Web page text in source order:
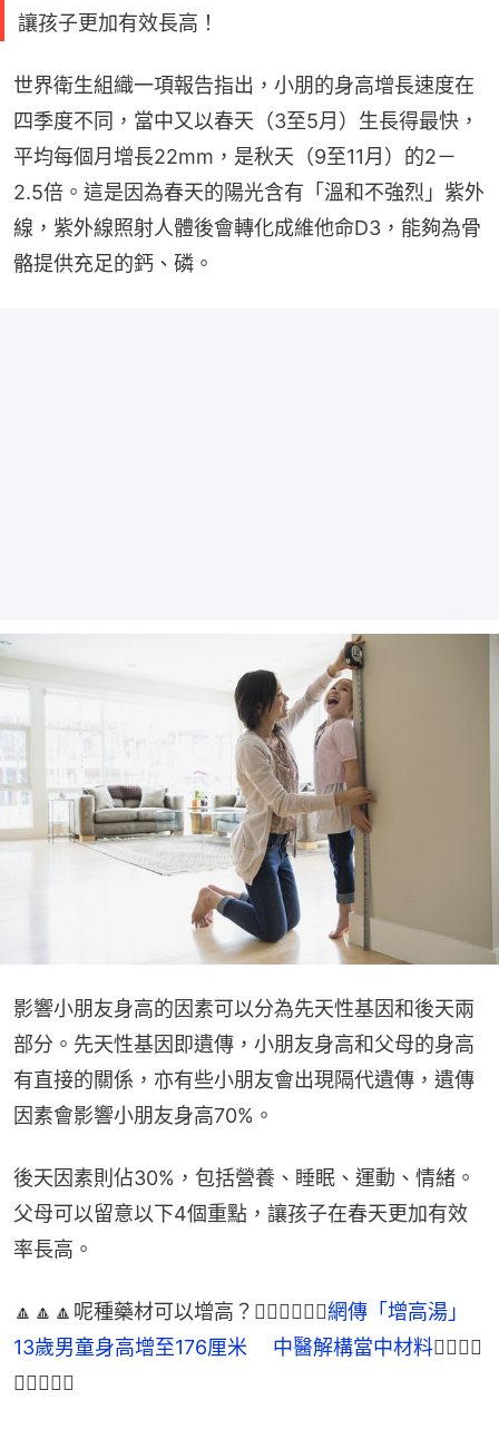
讓孩子更加有效長高！
世界衛生組織一項報告指出，小朋的身高增長速度在
四季度不同，當中又以春天（3至5月）生長得最快，
平均每個月增長22mm，是秋天（9至11月）的2－
2.5倍。這是因為春天的陽光含有「溫和不強烈」紫外
線，紫外線照射人體後會轉化成維他命D3，能夠為骨
骼提供充足的鈣、磷。
影響小朋友身高的因素可以分為先天性基因和後天兩
部分。先天性基因即遺傳，小朋友身高和父母的身高
有直接的關係，亦有些小朋友會出現隔代遺傳，遺傳
因素會影響小朋友身高70%。
後天因素則佔30%，包括營養、睡眠、運動、情緒。
父母可以留意以下4個重點，讓孩子在春天更加有效
率長高。
🔼🔼🔼呢種藥材可以增高？👉🏻👉🏻👉🏻網傳「增高湯」
13歲男童身高增至176厘米 　中醫解構當中材料👈🏻👈🏻
👈🏻🔼🔼🔼